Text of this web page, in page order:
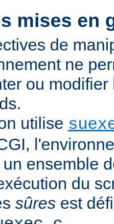
mises en
de
ne
ou
utilise
un ensemble
du
sûres est